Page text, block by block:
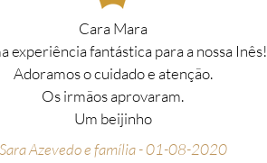
Cara Mara
experiência fantástica para a nossa Inês!
Adoramos o cuidado e atenção.
Os irmãos aprovaram.
Um beijinho
Sara Azevedo e família - 01-08-2020